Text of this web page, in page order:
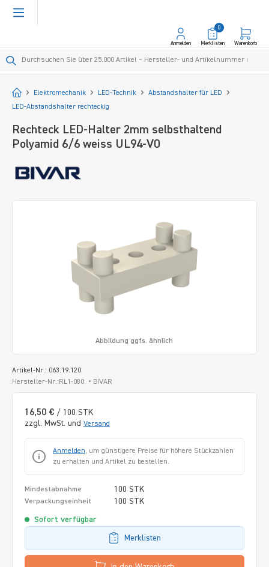
springen
Anmelden Merklisten
0
Warenkorb
Startseite
Elektromechanik LED-Technik
Abstandshalter für LED
LED-Abstandshalter rechteckig
Rechteck LED-Halter 2mm selbsthaltend
Polyamid 6/6 weiss UL94-V0
Artikel-Nr.: 063.19.120
Hersteller-Nr.:RL1-080
BIVAR
Abbildung ggfs. ähnlich
16,50 € / 100 STK
zzgl. MwSt. und Versand
Anmelden, um günstigere Preise für höhere Stückzahlen
zu erhalten und Artikel zu bestellen.
Mindestabnahme 100 STK
Verpackungseinheit 100 STK
Sofort verfügbar
Merklisten